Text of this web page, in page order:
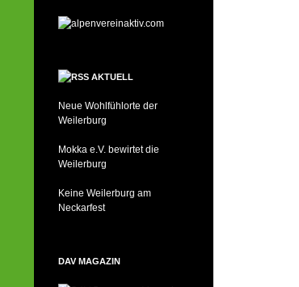
AKTUELL
Neue Wohlfühlorte der
Weilerburg
Mokka e.V. bewirtet die
Weilerburg
Keine Weilerburg am
Neckarfest
DAV MAGAZIN